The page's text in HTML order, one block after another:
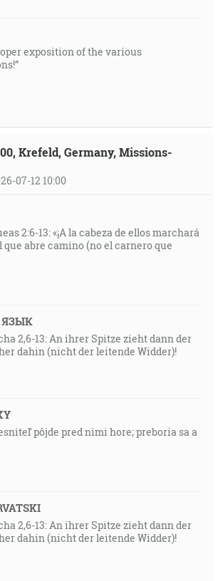
exposition of the various
Krefeld, Germany, Missions-
07-12 10:00
2:6-13: «¡A la cabeza de ellos marchará
que abre camino (no el carnero que
2,6-13: An ihrer Spitze zieht dann der
dahin (nicht der leitende Widder)!
pôjde pred nimi hore; preboria sa a
2,6-13: An ihrer Spitze zieht dann der
dahin (nicht der leitende Widder)!